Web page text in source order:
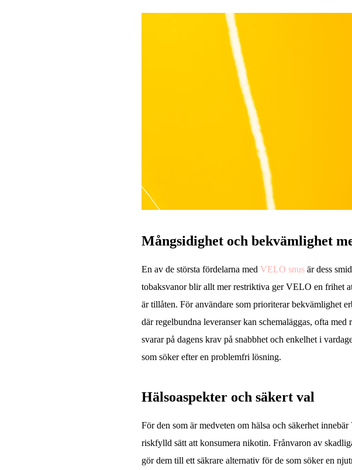
Mångsidighet och bekvämlighet
En av de största fördelarna med VELO snus är dess
tobaksvanor blir allt mer restriktiva ger VELO en frihet
är tillåten. För användare som prioriterar bekvämlighet
där regelbundna leveranser kan schemaläggas, ofta
svarar på dagens krav på snabbhet och enkelhet i
som söker efter en problemfri lösning.
Hälsoaspekter och säkert val
För den som är medveten om hälsa och säkerhet
riskfylld sätt att konsumera nikotin. Frånvaron av
gör dem till ett säkrare alternativ för de som söker en